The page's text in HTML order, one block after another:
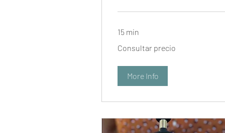
15 min
precio
Consultar precio
More Info